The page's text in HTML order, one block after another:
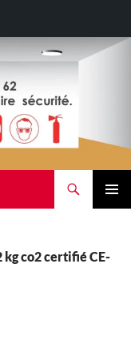
co2 certifié CE-